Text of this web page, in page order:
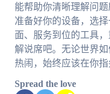
能帮助你清晰理解问
准备好你的设备，选
面、服务到位的工具
解说席吧。无论世界
热闹，始终应该在你指
Spread the love